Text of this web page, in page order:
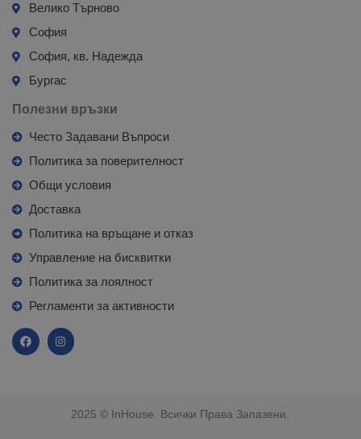
Велико Търново
София
София, кв. Надежда
Бургас
Полезни връзки
Често Задавани Въпроси
Политика за поверителност
Общи условия
Доставка
Политика на връщане и отказ
Управление на бисквитки
Политика за лоялност
Регламенти за активности
2025 © InHouse. Всички Права Запазени.